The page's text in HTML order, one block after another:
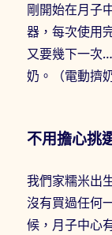
剛開始在月子
器，每次使用
又要幾下一次
奶。（電動擠
不用擔心挑
我們家糯米出
沒有買過任何
候，月子中心